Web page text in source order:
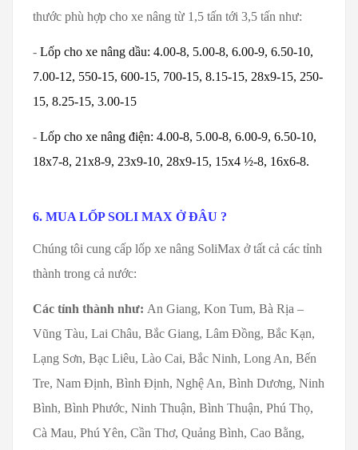
thước phù hợp cho xe nâng từ 1,5 tấn tới 3,5 tấn như:
- Lốp cho xe nâng dầu: 4.00-8, 5.00-8, 6.00-9, 6.50-10,
7.00-12, 550-15, 600-15, 700-15, 8.15-15, 28x9-15, 250-
15, 8.25-15, 3.00-15
- Lốp cho xe nâng điện: 4.00-8, 5.00-8, 6.00-9, 6.50-10,
18x7-8, 21x8-9, 23x9-10, 28x9-15, 15x4 ½-8, 16x6-8.
6. MUA LỐP SOLI MAX Ở ĐÂU ?
Chúng tôi cung cấp lốp xe nâng SoliMax ở tất cả các tỉnh
thành trong cả nước:
Các tỉnh thành như: An Giang, Kon Tum, Bà Rịa –
Vũng Tàu, Lai Châu, Bắc Giang, Lâm Đồng, Bắc Kạn,
Lạng Sơn, Bạc Liêu, Lào Cai, Bắc Ninh, Long An, Bến
Tre, Nam Định, Bình Định, Nghệ An, Bình Dương, Ninh
Bình, Bình Phước, Ninh Thuận, Bình Thuận, Phú Thọ,
Cà Mau, Phú Yên, Cần Thơ, Quảng Bình, Cao Bằng,